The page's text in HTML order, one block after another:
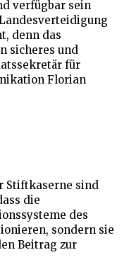
verfügbar sein
denn das
sicheres und
für
Florian
Stiftkaserne sind
die
des
sondern sie
Beitrag zur